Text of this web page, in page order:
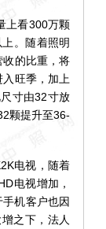
看300万颗
。随着照明
的比重，将
旺季，加上
寸由32寸放
颗提升至36-
电视，随着
电视增加，
机客户也因
之下，法人